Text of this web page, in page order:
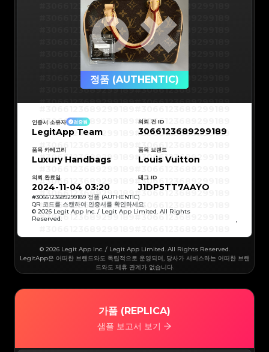
#3066123689299189#3066123689299189
#3066123689299189#3066123689299189
#3066123689299189#3066123689299189
#3066123689299189#3066123689299189
#3066123689299189#3066123689299189
#3066123689299189#3066123689299189
#3066123689299189#3066123689299189
#3066123689299189#3066123689299189
#3066123689299189#3066123689299189
#3066123689299189
#3066123689299189
#3066123689299189
#3066123689299189
#3066123689299189
#3066123689299189
#3066123689299189
#3066123689299189
#3066123689299189
#3066123689299189
#3066123689299189
#3066123689299189
#3066123689299189#3066123689299189
#3066123689299189#3066123689299189
#3066123689299189
#3066123689299189#3066123689299189
#3066123689299189#3066123689299189
#3066123689299189#3066123689299189
#3066123689299189#3066123689299189
#3066123689299189#3066123689299189
#3066123689299189#3066123689299189
정품 (AUTHENTIC)
#3066123689299189
#3066123689299189
#3066123689299189
#3066123689299189
#3066123689299189
#3066123689299189
#3066123689299189
#3066123689299189
#3066123689299189
#3066123689299189
#3066123689299189#3066123689299189
#3066123689299189#3066123689299189
#3066123689299189#3066123689299189
#3066123689299189#3066123689299189
#3066123689299189#3066123689299189
#3066123689299189#3066123689299189
#3066123689299189#3066123689299189
#3066123689299189#3066123689299189
#3066123689299189#3066123689299189
#3066123689299189#3066123689299189
#3066123689299189#3066123689299189
인증서 소유자 검증됨
LegitApp Team
의뢰 건 ID
3066123689299189
품목 카테고리
Luxury Handbags
품목 브랜드
Louis Vuitton
의뢰 완료일
2024-11-04 03:20
태그 ID
J1DP5TT7AAYO
#3066123689299189 정품 (AUTHENTIC)
QR 코드를 스캔하여 인증서를 확인하세요.
© 2026 Legit App Inc. / Legit App Limited. All Rights
Reserved.
© 2026 Legit App Inc. / Legit App Limited. All Rights Reserved.
LegitApp은 어떠한 브랜드와도 독립적으로 운영되며, 당사가 서비스하는 어떠한 브랜
드와도 제휴 관계가 없습니다.
가품 (REPLICA)
샘플 보고서 보기